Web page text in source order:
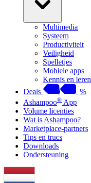
Multimedia
Systeem
Productiviteit
Veiligheid
Spelletjes
Mobiele apps
Kennis en leren
Deals
%
Ashampoo® App
Volume licenties
Wat is Ashampoo?
Marketplace-partners
Tips en trucs
Downloads
Ondersteuning